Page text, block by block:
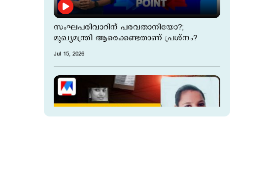
സംഘപരിവാറിന് പരവതാനിയോ?;
മുഖ്യമന്ത്രി ആരെക്കണ്ടതാണ് പ്രശ്നം?
Jul 15, 2026